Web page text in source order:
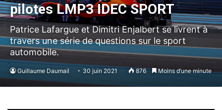
pilotes LMP3 IDEC SPORT
Patrice Lafargue et Dimitri Enjalbert se livrent à
travers une série de questions sur le sport
automobile.
Guillaume Daumail 30 juin 2021 876 Moins d’une minute